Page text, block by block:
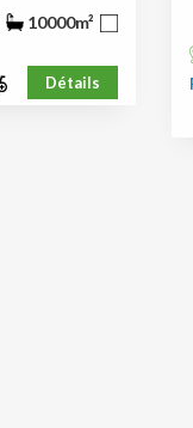
10000m²
Détails